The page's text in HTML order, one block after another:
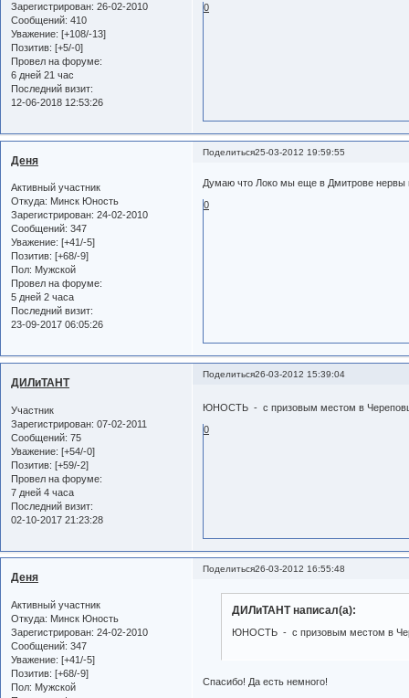
Зарегистрирован: 26-02-2010
Сообщений: 410
Уважение: [+108/-13]
Позитив: [+5/-0]
Провел на форуме:
6 дней 21 час
Последний визит:
12-06-2018 12:53:26
0
Поделиться25-03-2012 19:59:55
Деня
Активный участник
Откуда: Минск Юность
Зарегистрирован: 24-02-2010
Сообщений: 347
Уважение: [+41/-5]
Позитив: [+68/-9]
Пол: Мужской
Провел на форуме:
5 дней 2 часа
Последний визит:
23-09-2017 06:05:26
Думаю что Локо мы еще в Дмитрове нервы
0
Поделиться26-03-2012 15:39:04
ДИЛиТАНТ
Участник
Зарегистрирован: 07-02-2011
Сообщений: 75
Уважение: [+54/-0]
Позитив: [+59/-2]
Провел на форуме:
7 дней 4 часа
Последний визит:
02-10-2017 21:23:28
ЮНОСТЬ - с призовым местом в
0
Поделиться26-03-2012 16:55:48
Деня
Активный участник
Откуда: Минск Юность
Зарегистрирован: 24-02-2010
Сообщений: 347
Уважение: [+41/-5]
Позитив: [+68/-9]
Пол: Мужской
ДИЛиТАНТ написал(а):
ЮНОСТЬ - с призовым местом в
Спасибо! Да есть немного!